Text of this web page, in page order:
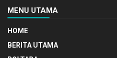
MENU UTAMA
HOME
BERITA UTAMA